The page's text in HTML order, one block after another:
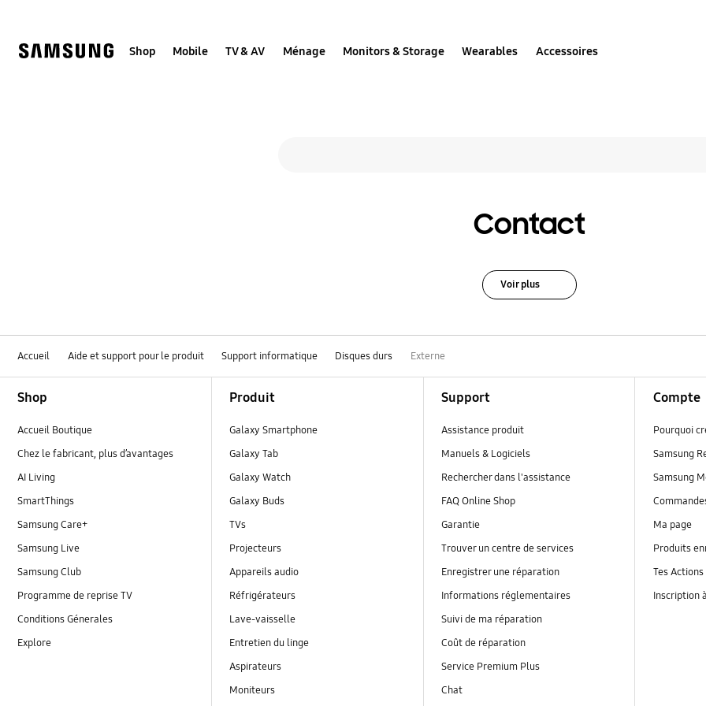
Shop Mobile TV & AV Ménage Monitors & Storage Wearables Accessoires
Contact
Voir plus
Accueil Aide et support pour le produit Support informatique Disques durs Externe
Shop
Accueil Boutique
Chez le fabricant, plus d’avantages
AI Living
SmartThings
Samsung Care+
Samsung Live
Samsung Club
Programme de reprise TV
Conditions Génerales
Explore
Produit
Galaxy Smartphone
Galaxy Tab
Galaxy Watch
Galaxy Buds
TVs
Projecteurs
Appareils audio
Réfrigérateurs
Lave-vaisselle
Entretien du linge
Aspirateurs
Moniteurs
Support
Assistance produit
Manuels & Logiciels
Rechercher dans l'assistance
FAQ Online Shop
Garantie
Trouver un centre de services
Enregistrer une réparation
Informations réglementaires
Suivi de ma réparation
Coût de réparation
Service Premium Plus
Chat
Compte
Pourquoi
Samsung
Samsung
Ma page
Produits
Tes Actions
Inscription